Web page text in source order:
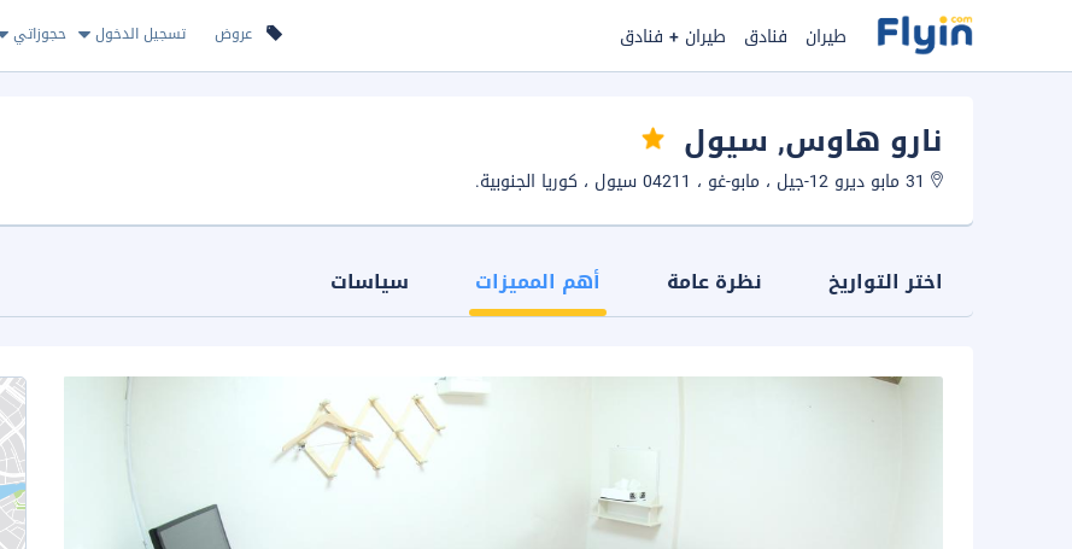
عروض تسجيل الدخول حجوزاتي طيران فنادق طيران + فنادق
نارو هاوس, سيول
اختر التواريخ نظرة عامة أهم المميزات سياسات